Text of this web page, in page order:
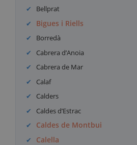
Bellprat
Bigues i Riells
Borredà
Cabrera d’Anoia
Cabrera de Mar
Calaf
Calders
Caldes d’Estrac
Caldes de Montbui
Calella